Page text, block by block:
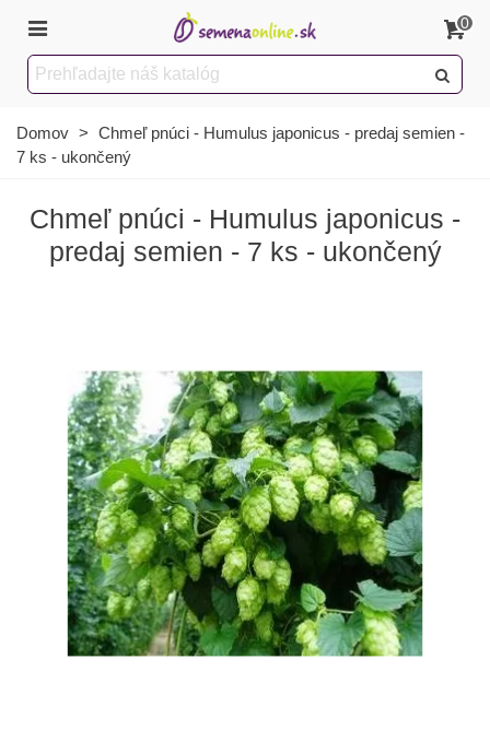
0
Domov > Chmeľ pnúci - Humulus japonicus - predaj semien -
7 ks - ukončený
Chmeľ pnúci - Humulus japonicus -
predaj semien - 7 ks - ukončený